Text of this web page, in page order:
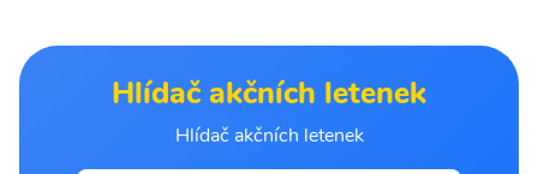
Hlídač akčních letenek
Hlídač akčních letenek